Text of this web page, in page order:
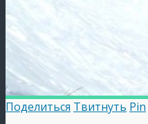
Поделиться Твитнуть Pin